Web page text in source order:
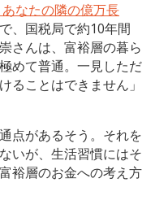
なたの隣の億万長
、国税局で約10年間
さんは、富裕層の暮ら
めて普通。一見しただ
ることはできません」
点があるそう。それを
いが、生活習慣にはそ
裕層のお金への考え方